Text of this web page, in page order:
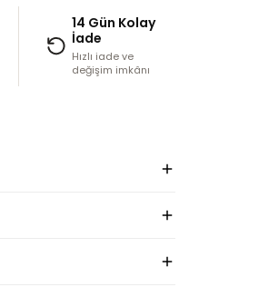
14 Gün Kolay
İade
Hızlı iade ve
değişim imkânı